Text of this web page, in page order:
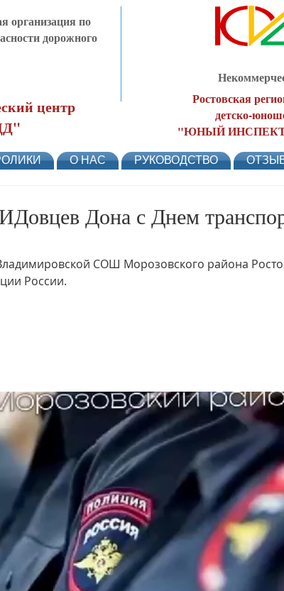
организация по
дорожного
центр
Ростовская
детско-
"ЮНЫЙ
О НАС РУКОВОДСТВО
Дона с Днем
СОШ Морозовского района
России.